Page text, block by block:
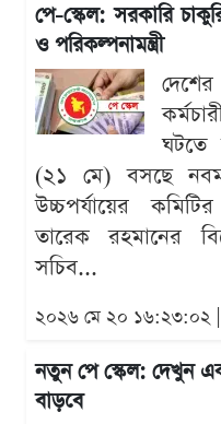
পে-স্কেল: সরকারি
ও পরিকল্পনামন্ত্রী
ঘটতে
(২১ মে) বসছে নবম
উচ্চপর্যায়ের
তারেক রহমানের
সচিব...
২০২৬ মে ২০ ১৬:২৩:০২
নতুন পে স্কেল: দেখুন
বাড়বে